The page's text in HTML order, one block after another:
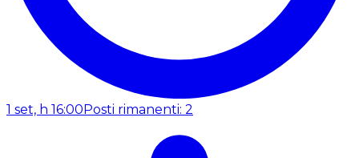
1 set, h 16:00 Posti rimanenti: 2